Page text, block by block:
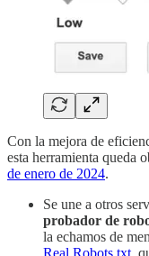
Con la mejora de
esta herramienta queda
de enero de 2024.
Se une a otros
probador de
la echamos de
Real Robots.txt,